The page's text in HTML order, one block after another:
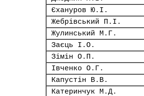
Єхануров Ю.І.
Жебрівський П.І.
Жулинський М.Г.
Заєць І.О.
Зімін О.П.
Івченко О.Г.
Капустін В.В.
Катеринчук М.Д.